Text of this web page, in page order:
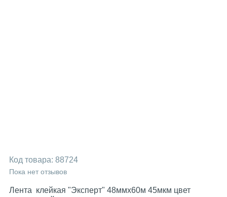
Код товара: 88724
Пока нет отзывов
Лента клейкая "Эксперт" 48ммх60м 45мкм цвет